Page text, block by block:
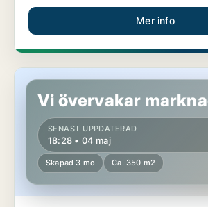
Mer info
Butikslokal i Malmö
Vi övervakar
SENAST UPPDATERAD
18:28 • 04 maj
Skapad 3 mo Ca. 350 m2